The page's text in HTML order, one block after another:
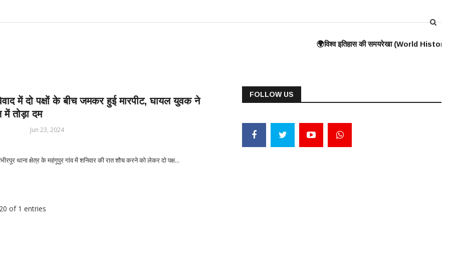
में सिकंदर महान की मृत्यु ♦️ईसा पूर्व 214 – चीन की महान दीवार (Great Wall) के निर्माण की शुरुआत ⸻ 🟠 375 ई. – हूणों का यूरोप पर
खेल आयोजित ♦️ईसा पूर्व 753 – रोम नगर की स्थापना ♦️ईसा पूर्व 490 – मैराथन का युद्ध, यूनानियों ने फारसियों को पराजित किया ♦️ ईसा पूर्व 360 –
🌍विश्व इतिहास की समयरेखा (World History Timeline) ⸻ ♦️
में दो पक्षों के बीच जमकर हुई मारपीट, घायल युवक ने
तोड़ा दम
Jun 23, 2024
थाना क्षेत्र के महंगूपुर गांव में शनिवार की रात शौच करने को लेकर दो पक्ष...
of 1 entries
FOLLOW US